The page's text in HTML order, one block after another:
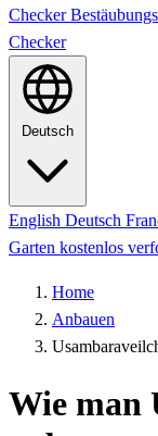
Checker
Checker
Deutsch
English Deutsch
Garten kostenlos
Home
Anbauen
Wie man